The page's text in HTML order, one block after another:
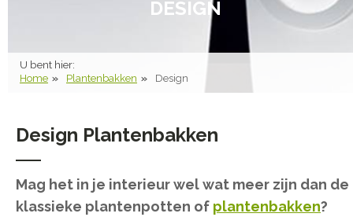
DESIGN
U bent hier:
Home Plantenbakken Design
Design Plantenbakken
Mag het in je interieur wel wat meer zijn dan de
klassieke plantenpotten of plantenbakken?